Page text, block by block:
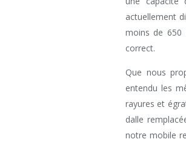
actuellement
moins de 650
correct.
Que nous
entendu les
rayures et
dalle
notre mobile